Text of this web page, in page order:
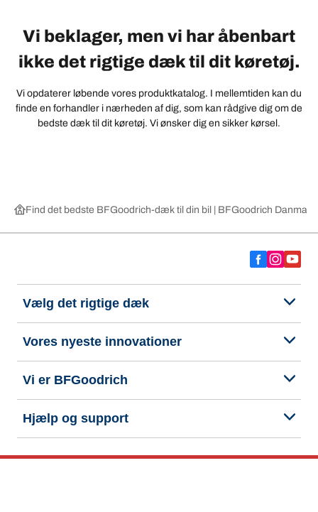
Vi beklager, men vi har åbenbart
ikke det rigtige dæk til dit køretøj.
Vi opdaterer løbende vores produktkatalog. I mellemtiden kan du
finde en forhandler i nærheden af dig, som kan rådgive dig om de
bedste dæk til dit køretøj. Vi ønsker dig en sikker kørsel.
Find det bedste BFGoodrich-dæk til din bil | BFGoodrich Danmark
Vælg det rigtige dæk
Vores nyeste innovationer
Vi er BFGoodrich
Hjælp og support